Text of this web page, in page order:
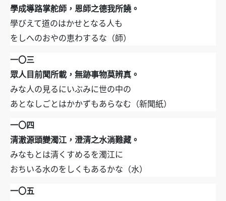
學成導路掌舵師，恩師之德我所饒。
學びえて道のはかせとなる人も
をしへのおやの恵わするな（師）
一〇三
眾人目前聞所載，無跡事物莫辨真。
みな人の見るにいぶみに世の中の
あとなしごとはかかずもあらなむ（新聞紙）
一〇四
清澈源頭變濁江，澄清之水淌難藏。
みなもとは清くすめるを濁江に
おちいる水のをしくもあるかな（水）
一〇五